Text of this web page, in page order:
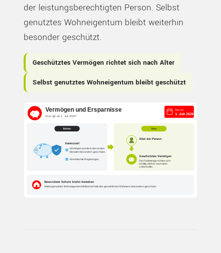
der leistungsberechtigten Person. Selbst
genutztes Wohneigentum bleibt weiterhin
besonder geschützt.
Geschütztes Vermögen richtet sich nach Alter
Selbst genutztes Wohneigentum bleibt geschützt